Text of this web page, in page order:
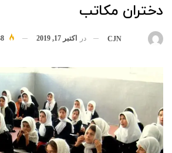
دختران مکاتب
CJN در اکتبر 17, 2019